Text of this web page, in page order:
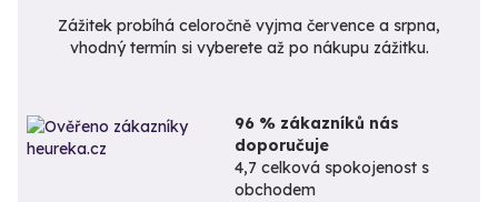
Zážitek probíhá celoročně vyjma července a srpna,
vhodný termín si vyberete až po nákupu zážitku.
96 % zákazníků nás
doporučuje
4,7 celková spokojenost s
obchodem